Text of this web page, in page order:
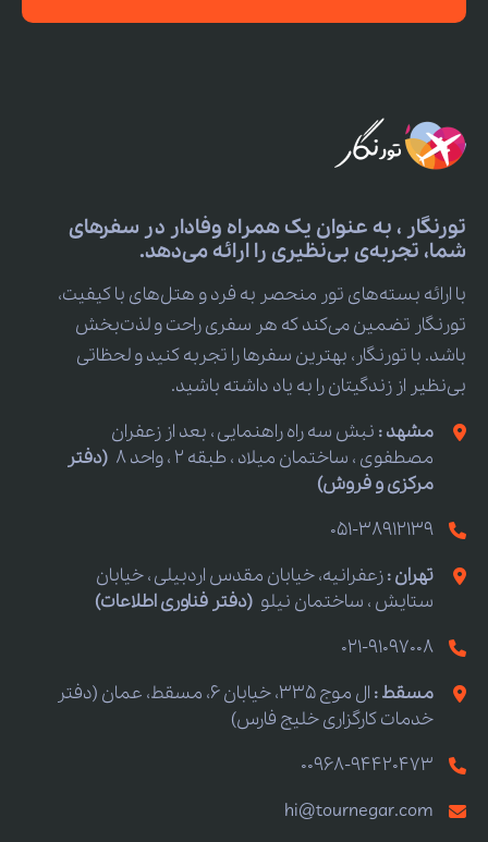
تورنگار ، به عنوان یک همراه وفادار در سفرهای
شما، تجربه‌ی بی‌نظیری را ارائه می‌دهد.
با ارائه بسته‌های تور منحصر به فرد و هتل‌های با کیفیت،
تورنگار تضمین می‌کند که هر سفری راحت و لذت‌بخش
باشد. با تورنگار، بهترین سفرها را تجربه کنید و لحظاتی
بی‌نظیر از زندگیتان را به یاد داشته باشید.
مشهد : نبش سه راه راهنمایی ، بعد از زعفران
مصطفوی ، ساختمان میلاد ، طبقه 2 ، واحد 8
(دفتر
مرکزی و فروش)
051-38912139
تهران :زعفرانیه، خیابان مقدس اردبیلی ، خیابان
ستایش ، ساختمان نیلو (دفتر فناوری اطلاعات)
021-91097008
مسقط :
ال موج 335، خیابان 6، مسقط، عمان (دفتر
خدمات کارگزاری خلیج فارس)
00968-94420473
hi@tournegar.com